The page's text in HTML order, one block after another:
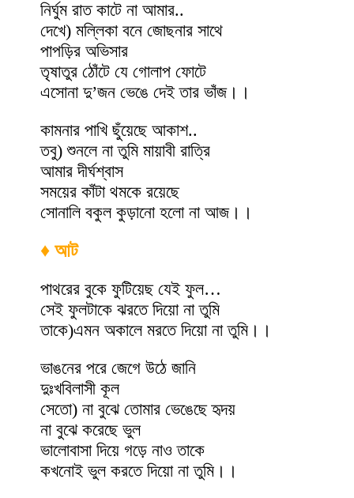
নির্ঘুম রাত কাটে না আমার..
দেখে) মল্লিকা বনে জোছনার সাথে
পাপড়ির অভিসার
তৃষাতুর ঠোঁটে যে গোলাপ ফোটে
এসোনা দু’জন ভেঙে দেই তার ভাঁজ।।
কামনার পাখি ছুঁয়েছে আকাশ..
তবু) শুনলে না তুমি মায়াবী রাত্রি
আমার দীর্ঘশ্বাস
সময়ের কাঁটা থমকে রয়েছে
সোনালি বকুল কুড়ানো হলো না আজ।।
♦ আট
পাথরের বুকে ফুটিয়েছ যেই ফুল…
সেই ফুলটাকে ঝরতে দিয়ো না তুমি
তাকে)এমন অকালে মরতে দিয়ো না তুমি।।
ভাঙনের পরে জেগে উঠে জানি
দুঃখবিলাসী কূল
সেতো) না বুঝে তোমার ভেঙেছে হৃদয়
না বুঝে করেছে ভুল
ভালোবাসা দিয়ে গড়ে নাও তাকে
কখনোই ভুল করতে দিয়ো না তুমি।।